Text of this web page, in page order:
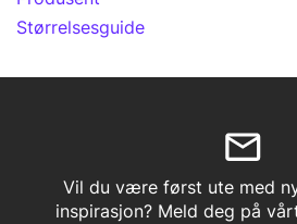
Størrelsesguide
Vil du være først ute med
inspirasjon? Meld deg på